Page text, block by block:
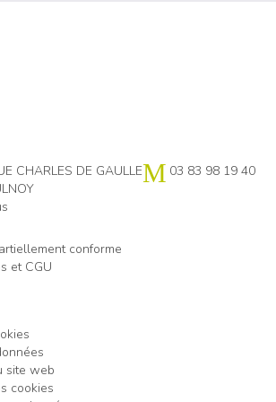
CHARLES DE GAULLE
03 83 98 19 40
conforme
et CGU
site web
cookies